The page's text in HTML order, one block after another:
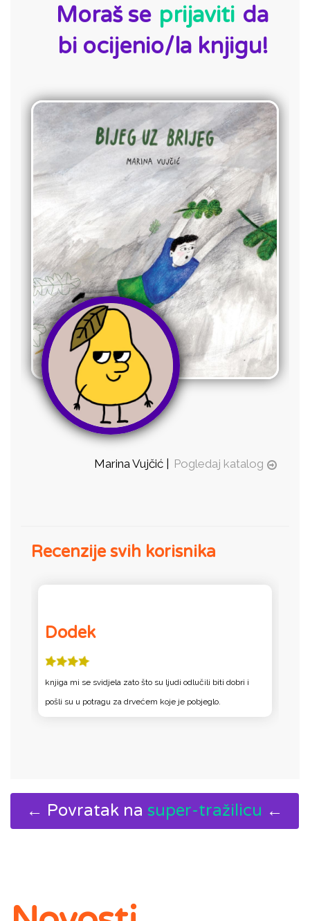
Moraš se prijaviti da
bi ocijenio/la knjigu!
Marina Vujčić | Pogledaj katalog
Recenzije svih korisnika
Dodek
knjiga mi se svidjela zato što su ljudi odlučili biti dobri i
pošli su u potragu za drvećem koje je pobjeglo.
← Povratak na super-tražilicu ←